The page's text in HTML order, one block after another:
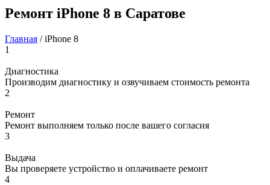
Ремонт iPhone 8 в Саратове
Главная / iPhone 8
1
Диагностика
Производим диагностику и озвучиваем стоимость ремонта
2
Ремонт
Ремонт выполняем только после вашего согласия
3
Выдача
Вы проверяете устройство и оплачиваете ремонт
4